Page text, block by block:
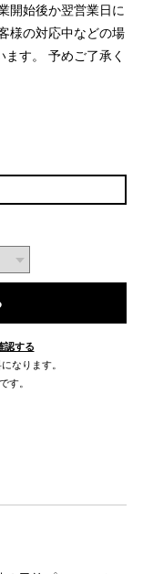
開始後か翌営業日に
様の対応中などの場
す。 予めご了承く
認する
なります。
す。